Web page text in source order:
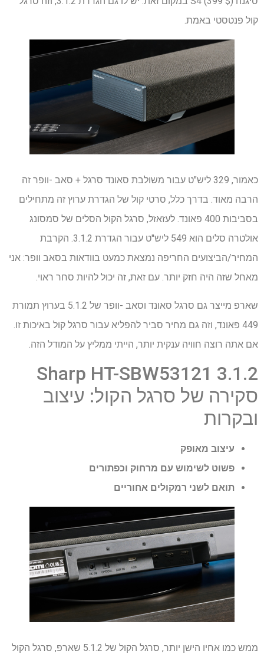
קול פנטסטי באמת.
כאמור, 329 ליש"ט עבור משולבת סאונד סרגל + סאב -וופר זה
הרבה מאוד. בדרך כלל, סרטי קול של הגדרת ערוץ זה מתחילים
בסביבות 400 פאונד. לעזאזל, סרגל הקול הסלים של סמסונג
אולטרה סלים הוא 549 ליש"ט עבור הגדרת 3.1.2. הקרבת
המחיר/הביצועים החריפה נמצאת כמעט בוודאות בסאב וופר: אני
מאחל שזה היה חזק יותר. עם זאת, זה יכול להיות סחר ראוי.
שארפ מייצר גם סרגל סאונד וסאב -וופר של 5.1.2 בערוץ תמורת
449 פאונד, וזה גם מחיר סביר להפליא עבור סרגל קול באיכות זו.
אם אתה רוצה חוויה ענקית יותר, הייתי ממליץ על המודל הזה.
Sharp HT-SBW53121 3.1.2
סקירה של סרגל הקול: עיצוב
ובקרות
עיצוב מאופק
פשוט לשימוש עם מרחוק וכפתורים
תואם לשני רמקולים אחוריים
ממש כמו אחיו הישן יותר, סרגל הקול של 5.1.2 שארפ, סרגל הקול